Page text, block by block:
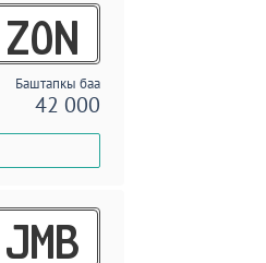
ZON
Баштапкы баа
42 000
JMB